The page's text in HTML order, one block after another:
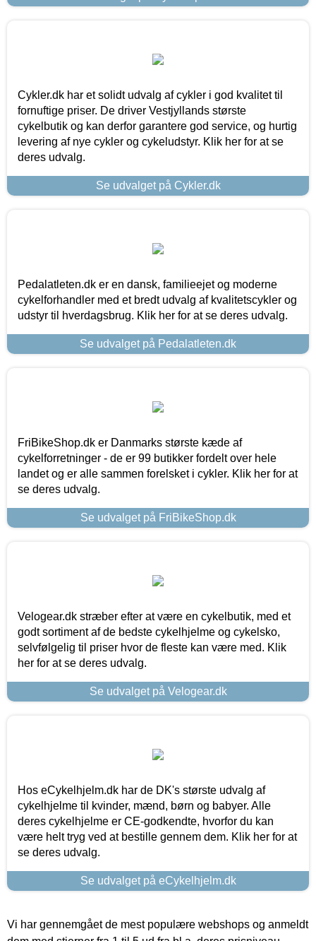
Cykler.dk har et solidt udvalg af cykler i god kvalitet til
fornuftige priser. De driver Vestjyllands største
cykelbutik og kan derfor garantere god service, og hurtig
levering af nye cykler og cykeludstyr. Klik her for at se
deres udvalg.
Se udvalget på Cykler.dk
Pedalatleten.dk er en dansk, familieejet og moderne
cykelforhandler med et bredt udvalg af kvalitetscykler og
udstyr til hverdagsbrug. Klik her for at se deres udvalg.
Se udvalget på Pedalatleten.dk
FriBikeShop.dk er Danmarks største kæde af
cykelforretninger - de er 99 butikker fordelt over hele
landet og er alle sammen forelsket i cykler. Klik her for at
se deres udvalg.
Se udvalget på FriBikeShop.dk
Velogear.dk stræber efter at være en cykelbutik, med et
godt sortiment af de bedste cykelhjelme og cykelsko,
selvfølgelig til priser hvor de fleste kan være med. Klik
her for at se deres udvalg.
Se udvalget på Velogear.dk
Hos eCykelhjelm.dk har de DK's største udvalg af
cykelhjelme til kvinder, mænd, børn og babyer. Alle
deres cykelhjelme er CE-godkendte, hvorfor du kan
være helt tryg ved at bestille gennem dem. Klik her for at
se deres udvalg.
Se udvalget på eCykelhjelm.dk
Vi har gennemgået de mest populære webshops og anmeldt